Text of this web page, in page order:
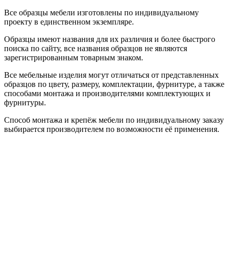
Все образцы мебели изготовлены по индивидуальному
проекту в единственном экземпляре.
Образцы имеют названия для их различия и более быстрого
поиска по сайту, все названия образцов не являются
зарегистрированным товарным знаком.
Все мебельные изделия могут отличаться от представленных
образцов по цвету, размеру, комплектации, фурнитуре, а также
способами монтажа и производителями комплектующих и
фурнитуры.
Способ монтажа и крепёж мебели по индивидуальному заказу
выбирается производителем по возможности её применения.